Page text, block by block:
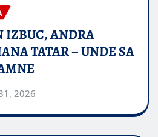
IZBUC, ANDRA
TATAR – UNDE SA
2026